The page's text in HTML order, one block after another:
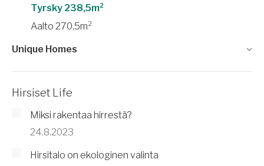
Tyrsky 238,5m²
Aalto 270,5m²
Unique Homes
Hirsiset Life
Miksi rakentaa hirrestä?
24.8.2023
Hirsitalo on ekologinen valinta